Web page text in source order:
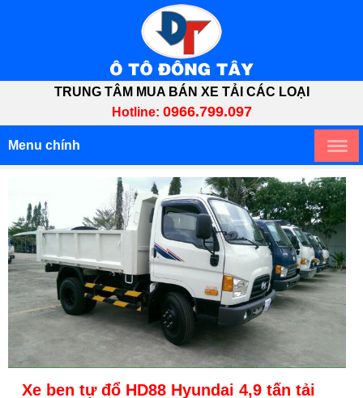
TRUNG TÂM MUA BÁN XE TẢI CÁC LOẠI
Hotline: 0966.799.097
Menu chính
Xe ben tự đổ HD88 Hyundai 4,9 tấn tải